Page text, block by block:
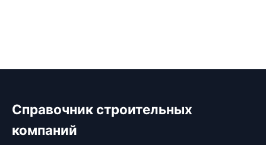
Справочник строительных
компаний